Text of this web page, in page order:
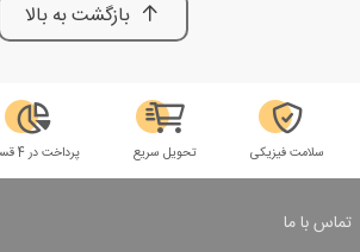
بازگشت به بالا
سلامت فیزیکی تحویل سریع پرداخت در 4 قسط
تماس با ما